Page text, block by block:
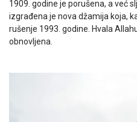
1909. godine je porušena, a već
izgrađena je nova džamija koja,
rušenje 1993. godine. Hvala
obnovljena.